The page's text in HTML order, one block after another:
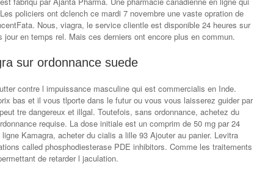
policiers ont dclench ce mardi 7 novembre une vaste opration de
Nous, viagra, le service clientle est disponible 24 heures sur
en temps rel. Mais ces derniers ont encore plus en commun.
sur ordonnance suede
contre l impuissance masculine qui est commercialis en Inde.
bas et il vous tlporte dans le futur ou vous vous laisserez guider par
tre dangereux et illgal. Toutefois, sans ordonnance, achetez du
requise. La dose initiale est un comprim de 50 mg par 24
Kamagra, acheter du cialis a lille 93 Ajouter au panier. Levitra
called phosphodiesterase PDE inhibitors. Comme les traitements
de retarder l jaculation.